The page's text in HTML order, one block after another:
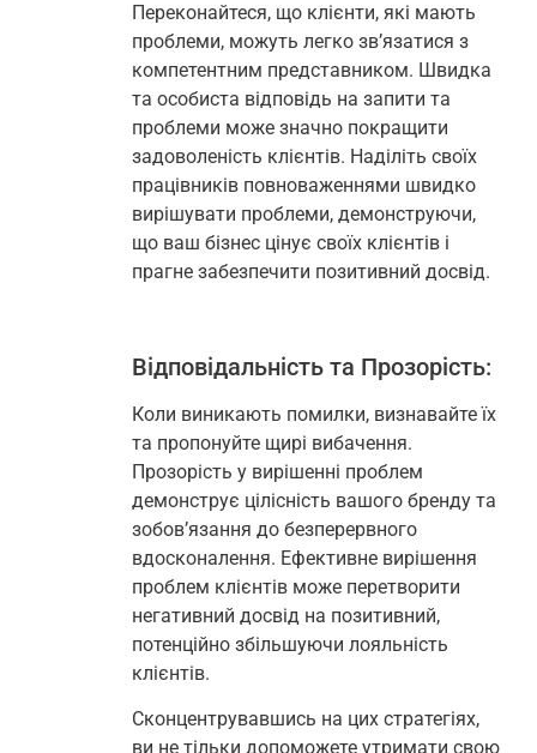
Переконайтеся, що клієнти, які мають
проблеми, можуть легко зв’язатися з
компетентним представником. Швидка
та особиста відповідь на запити та
проблеми може значно покращити
задоволеність клієнтів. Наділіть своїх
працівників повноваженнями швидко
вирішувати проблеми, демонструючи,
що ваш бізнес цінує своїх клієнтів і
прагне забезпечити позитивний досвід.
Відповідальність та Прозорість:
Коли виникають помилки, визнавайте їх
та пропонуйте щирі вибачення.
Прозорість у вирішенні проблем
демонструє цілісність вашого бренду та
зобов’язання до безперервного
вдосконалення. Ефективне вирішення
проблем клієнтів може перетворити
негативний досвід на позитивний,
потенційно збільшуючи лояльність
клієнтів.
Сконцентрувавшись на цих стратегіях,
ви не тільки допоможете утримати свою